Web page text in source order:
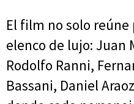
El film no solo reúne
elenco de lujo: Juan
Rodolfo Ranni,
Bassani, Daniel